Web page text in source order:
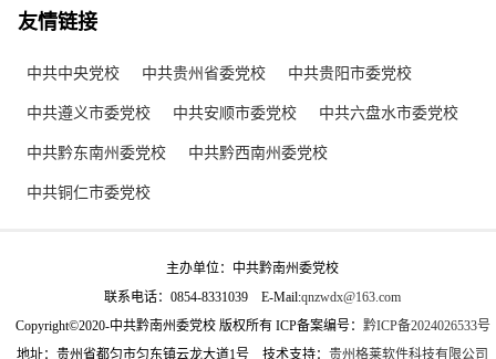
友情链接
中共中央党校 中共贵州省委党校 中共贵阳市委党校
中共遵义市委党校 中共安顺市委党校 中共六盘水市委党校
中共黔东南州委党校 中共黔西南州委党校
中共铜仁市委党校
主办单位：中共黔南州委党校
联系电话：0854-8331039
E-Mail:qnzwdx@163.com
Copyright©2020-中共黔南州委党校 版权所有 ICP备案编号： 黔ICP备2024026533号
地址：贵州省都匀市匀东镇云龙大道1号
技术支持： 贵州格莱软件科技有限公司